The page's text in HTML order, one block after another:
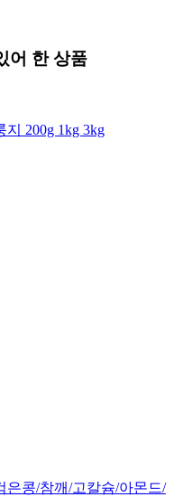
어 한 상품
200g 1kg 3kg
은콩/참깨/고칼슘/아몬드/